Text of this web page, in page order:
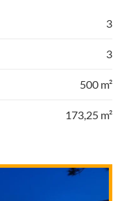
3
3
500 m²
173,25 m²